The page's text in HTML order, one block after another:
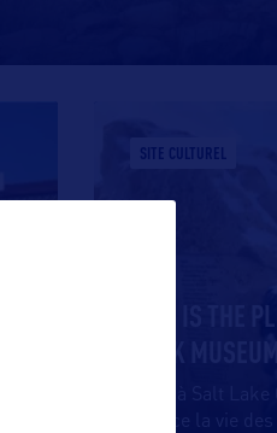
SITE CULTUREL
THIS IS THE
Situé à Salt Lake
retrace la vie